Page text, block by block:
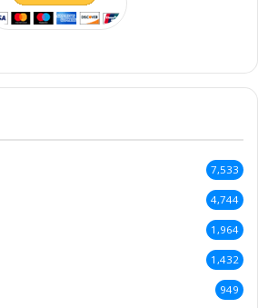
7,533
4,744
1,964
1,432
949